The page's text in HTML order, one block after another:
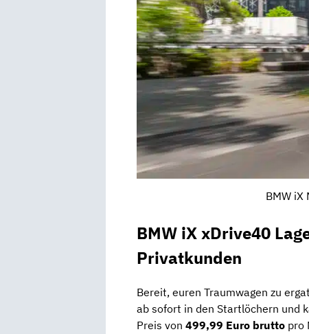
BMW
BMW iX xDrive40
Privatkunden
Bereit, euren Traumwagen zu
ab sofort in den Startlöchern und
Preis von 499,99 Euro brutto pro